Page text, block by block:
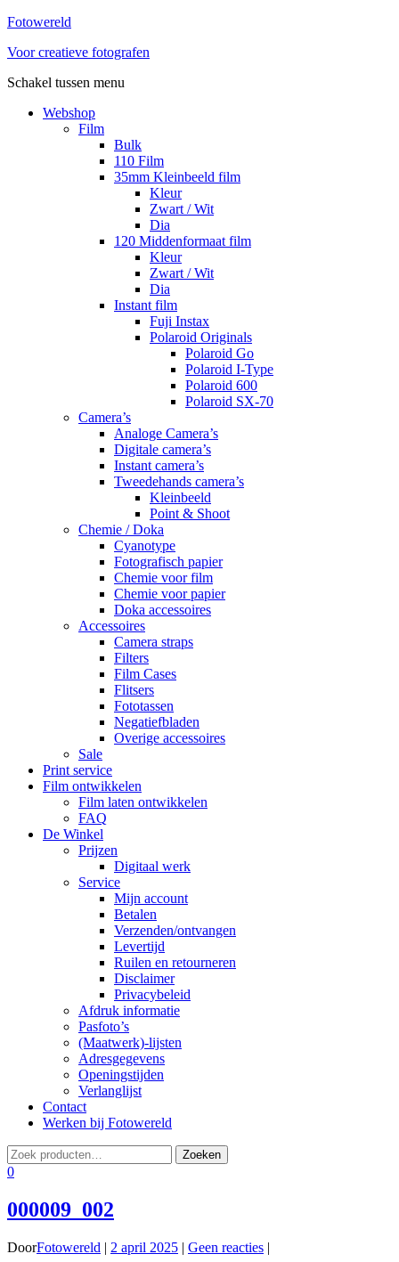
Fotowereld
Voor creatieve fotografen
Schakel tussen menu
Webshop
Film
Bulk
110 Film
35mm Kleinbeeld film
Kleur
Zwart / Wit
Dia
120 Middenformaat film
Kleur
Zwart / Wit
Dia
Instant film
Fuji Instax
Polaroid Originals
Polaroid Go
Polaroid I-Type
Polaroid 600
Polaroid SX-70
Camera’s
Analoge Camera’s
Digitale camera’s
Instant camera’s
Tweedehands camera’s
Kleinbeeld
Point & Shoot
Chemie / Doka
Cyanotype
Fotografisch papier
Chemie voor film
Chemie voor papier
Doka accessoires
Accessoires
Camera straps
Filters
Film Cases
Flitsers
Fototassen
Negatiefbladen
Overige accessoires
Sale
Print service
Film ontwikkelen
Film laten ontwikkelen
FAQ
De Winkel
Prijzen
Digitaal werk
Service
Mijn account
Betalen
Verzenden/ontvangen
Levertijd
Ruilen en retourneren
Disclaimer
Privacybeleid
Afdruk informatie
Pasfoto’s
(Maatwerk)-lijsten
Adresgegevens
Openingstijden
Verlanglijst
Contact
Werken bij Fotowereld
0
000009_002
DoorFotowereld | 2 april 2025 | Geen reacties |